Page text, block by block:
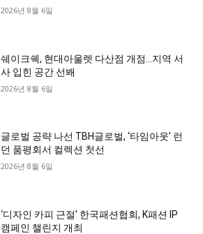
2026년 8월 6일
쉐이크쉑, 현대아울렛 다산점 개점…지역 서
사 입힌 공간 선봬
2026년 8월 6일
글로벌 공략 나선 TBH글로벌, ‘타임아웃’ 런
던 품평회서 컬렉션 첫선
2026년 8월 6일
‘디자인 카피 근절’ 한국패션협회, K패션 IP
캠페인 챌린지 개최